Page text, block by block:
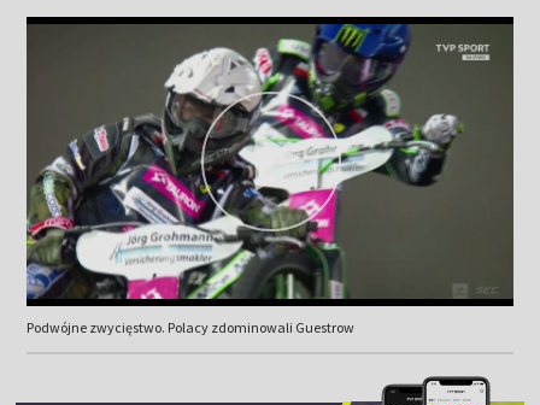
Podwójne zwycięstwo. Polacy zdominowali Guestrow